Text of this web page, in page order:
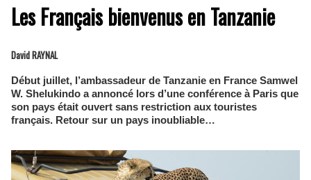
Les Français bienvenus en Tanzanie
David RAYNAL
Début juillet, l’ambassadeur de Tanzanie en France Samwel
W. Shelukindo a annoncé lors d’une conférence à Paris que
son pays était ouvert sans restriction aux touristes
français. Retour sur un pays inoubliable…